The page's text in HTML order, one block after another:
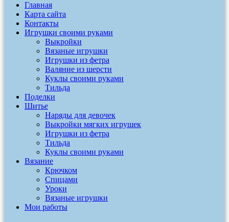
Главная
Карта сайта
Контакты
Игрушки своими руками
Выкройки
Вязаные игрушки
Игрушки из фетра
Валяние из шерсти
Куклы своими руками
Тильда
Поделки
Шитье
Наряды для девочек
Выкройки мягких игрушек
Игрушки из фетра
Тильда
Куклы своими руками
Вязание
Крючком
Спицами
Уроки
Вязаные игрушки
Мои работы